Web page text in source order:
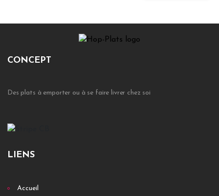
CONCEPT
Des plats à emporter ou à se faire livrer chez soi
LIENS
Accueil